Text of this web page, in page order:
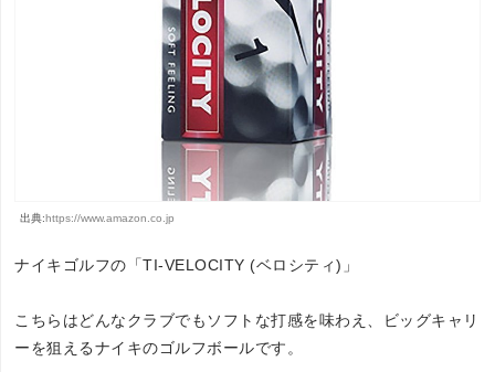
出典:https://www.amazon.co.jp
ナイキゴルフの「TI-VELOCITY (ベロシティ)」
こちらはどんなクラブでもソフトな打感を味わえ、ビッグキャリ
ーを狙えるナイキのゴルフボールです。